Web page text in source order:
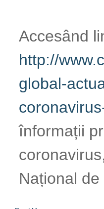
covid-19-
evoluția cu
datelor
România